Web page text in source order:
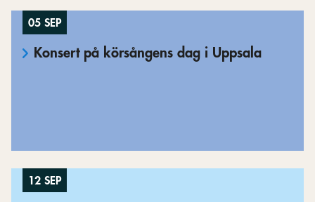
05 SEP
Konsert på körsångens dag i Uppsala
12 SEP